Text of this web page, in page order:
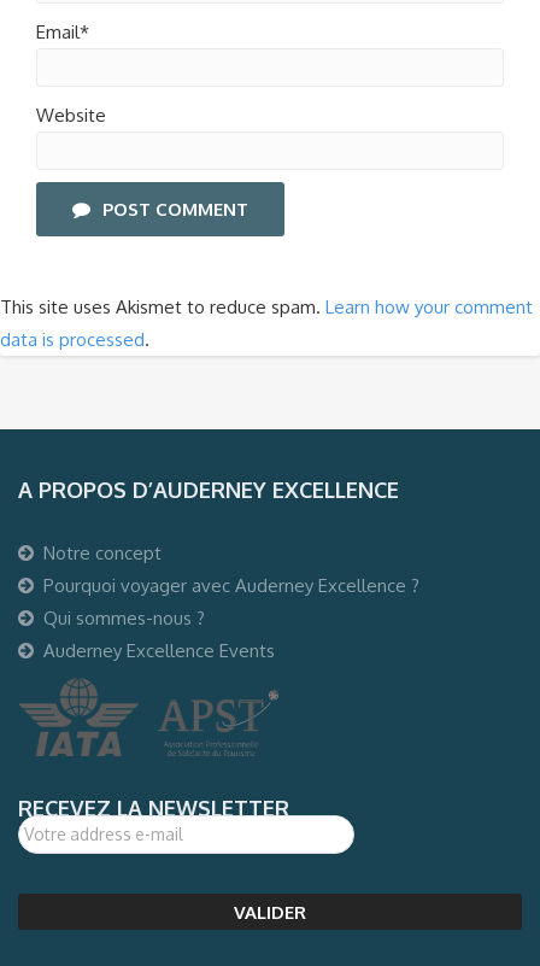
Email*
Website
POST COMMENT
This site uses Akismet to reduce spam. Learn how your comment
data is processed.
A PROPOS D’AUDERNEY EXCELLENCE
Notre concept
Pourquoi voyager avec Auderney Excellence ?
Qui sommes-nous ?
Auderney Excellence Events
RECEVEZ LA NEWSLETTER